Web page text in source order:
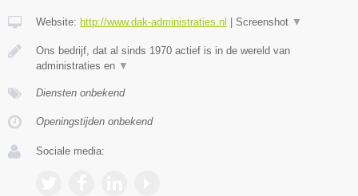
Website: http://www.dak-administraties.nl Screenshot ▼
Ons bedrijf, dat al sinds 1970 actief is in de wereld van
administraties en ▼
Diensten onbekend
Openingstijden onbekend
Sociale media: